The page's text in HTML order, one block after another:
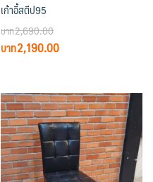
เก้าอี้สตีป95
2,690.00
Original
฿2,690.00.
2,190.00Current
฿2,190.00.